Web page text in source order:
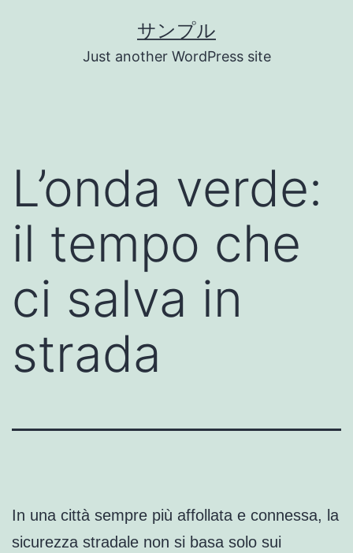
サンプル
Just another WordPress site
L’onda verde:
il tempo che
ci salva in
strada
In una città sempre più affollata e connessa, la
sicurezza stradale non si basa solo sui